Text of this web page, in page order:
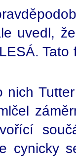
uvedl,
nich
cynicky